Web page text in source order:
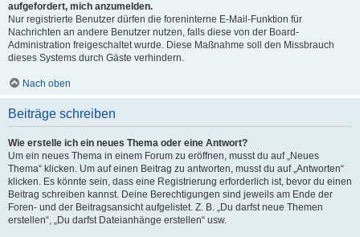
aufgefordert, mich anzumelden.
Nur registrierte Benutzer dürfen die foreninterne E-Mail-Funktion für
Nachrichten an andere Benutzer nutzen, falls diese von der Board-
Administration freigeschaltet wurde. Diese Maßnahme soll den Missbrauch
dieses Systems durch Gäste verhindern.
Nach oben
Beiträge schreiben
Wie erstelle ich ein neues Thema oder eine Antwort?
Um ein neues Thema in einem Forum zu eröffnen, musst du auf „Neues
Thema“ klicken. Um auf einen Beitrag zu antworten, musst du auf „Antworten“
klicken. Es könnte sein, dass eine Registrierung erforderlich ist, bevor du einen
Beitrag schreiben kannst. Deine Berechtigungen sind jeweils am Ende der
Foren- und der Beitragsansicht aufgelistet. Z. B. „Du darfst neue Themen
erstellen“, „Du darfst Dateianhänge erstellen“ usw.